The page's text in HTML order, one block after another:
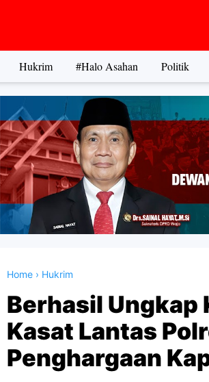
Hukrim #Halo Asahan Politik
Home › Hukrim
Berhasil Ungkap
Kasat Lantas
Penghargaan